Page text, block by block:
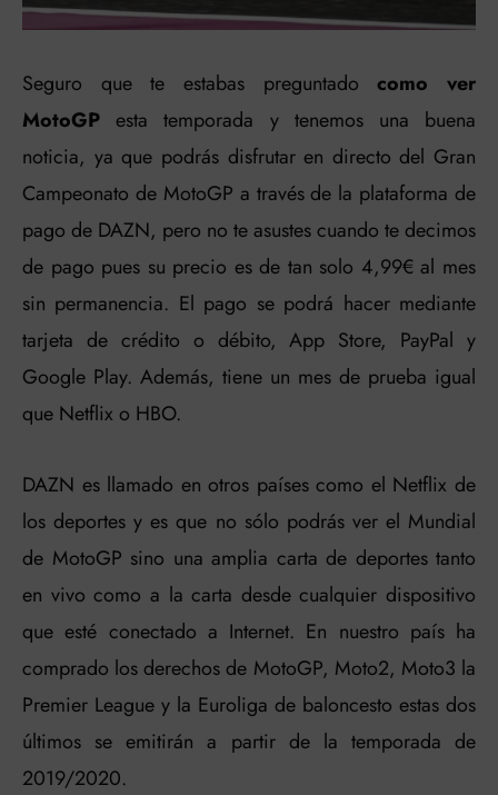
Seguro que te estabas preguntado como ver
MotoGP esta temporada y tenemos una buena
noticia, ya que podrás disfrutar en directo del Gran
Campeonato de MotoGP a través de la plataforma de
pago de DAZN, pero no te asustes cuando te decimos
de pago pues su precio es de tan solo 4,99€ al mes
sin permanencia. El pago se podrá hacer mediante
tarjeta de crédito o débito, App Store, PayPal y
Google Play. Además, tiene un mes de prueba igual
que Netflix o HBO.
DAZN es llamado en otros países como el Netflix de
los deportes y es que no sólo podrás ver el Mundial
de MotoGP sino una amplia carta de deportes tanto
en vivo como a la carta desde cualquier dispositivo
que esté conectado a Internet. En nuestro país ha
comprado los derechos de MotoGP, Moto2, Moto3 la
Premier League y la Euroliga de baloncesto estas dos
últimos se emitirán a partir de la temporada de
2019/2020.